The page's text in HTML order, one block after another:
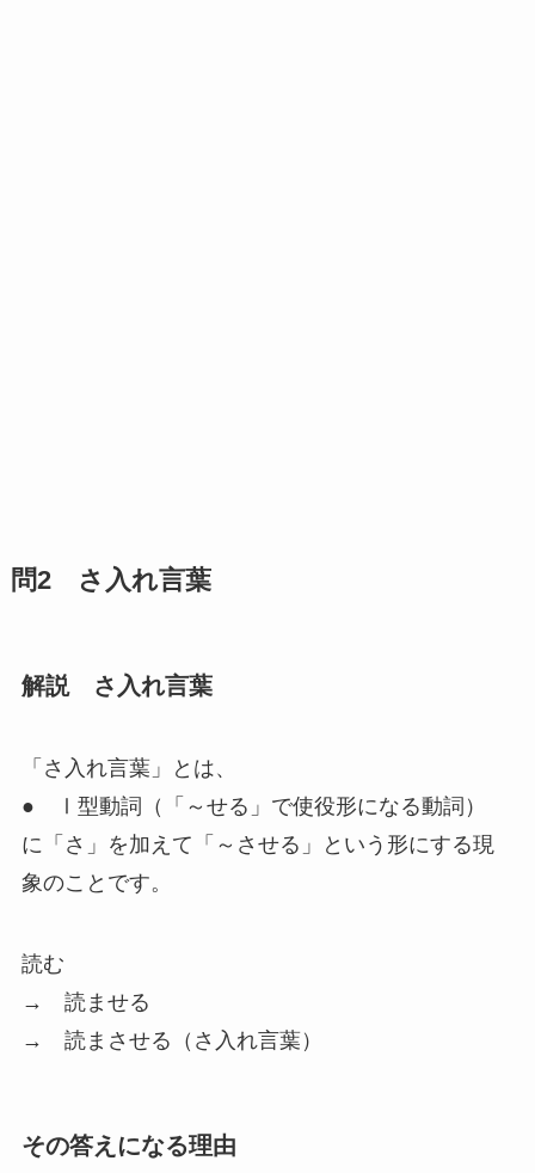
問2 さ入れ言葉
解説 さ入れ言葉
「さ入れ言葉」
とは、
●
Ⅰ型動詞
（「～せる」で使役形になる動詞）
に「さ」を加えて「～させる」という形にする現
象のことです。
読む
→ 読ませる
→ 読まさせる（さ入れ言葉）
その答えになる理由